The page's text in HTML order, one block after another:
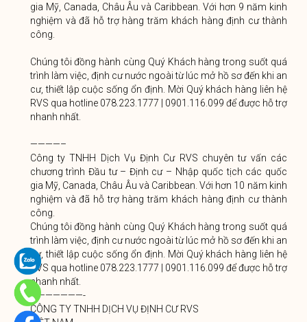
gia Mỹ, Canada, Châu Âu và Caribbean. Với hơn 9 năm kinh
nghiệm và đã hỗ trợ hàng trăm khách hàng định cư thành
công.
Chúng tôi đồng hành cùng Quý Khách hàng trong suốt quá
trình làm việc, định cư nước ngoài từ lúc mở hồ sơ đến khi an
cư, thiết lập cuộc sống ổn định. Mời Quý khách hàng liên hệ
RVS qua hotline 078.223.1777 | 0901.116.099 để được hỗ trợ
nhanh nhất.
————–
Công ty TNHH Dịch Vụ Định Cư RVS chuyên tư vấn các
chương trình Đầu tư – Định cư – Nhập quốc tịch các quốc
gia Mỹ, Canada, Châu Âu và Caribbean. Với hơn 10 năm kinh
nghiệm và đã hỗ trợ hàng trăm khách hàng định cư thành
công.
Chúng tôi đồng hành cùng Quý Khách hàng trong suốt quá
trình làm việc, định cư nước ngoài từ lúc mở hồ sơ đến khi an
cư, thiết lập cuộc sống ổn định. Mời Quý khách hàng liên hệ
RVS qua hotline 078.223.1777 | 0901.116.099 để được hỗ trợ
nhanh nhất.
———————-
CÔNG TY TNHH DỊCH VỤ ĐỊNH CƯ RVS